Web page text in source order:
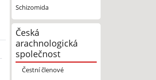
Schizomida
Česká
arachnologická
společnost
Čestní členové